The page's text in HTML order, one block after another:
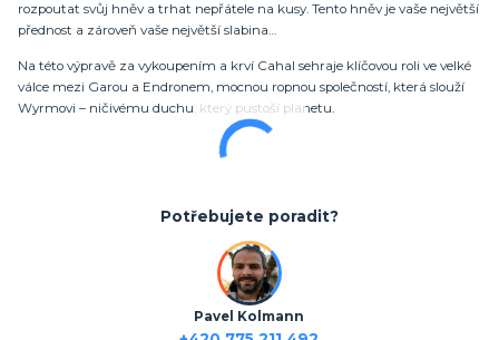
rozpoutat svůj hněv a trhat nepřátele na kusy. Tento hněv je vaše největší
přednost a zároveň vaše největší slabina…
Na této výpravě za vykoupením a krví Cahal sehraje klíčovou roli ve velké
válce mezi Garou a Endronem, mocnou ropnou společností, která slouží
Wyrmovi – ničivému duchu, který pustoší planetu.
Potřebujete poradit?
Pavel Kolmann